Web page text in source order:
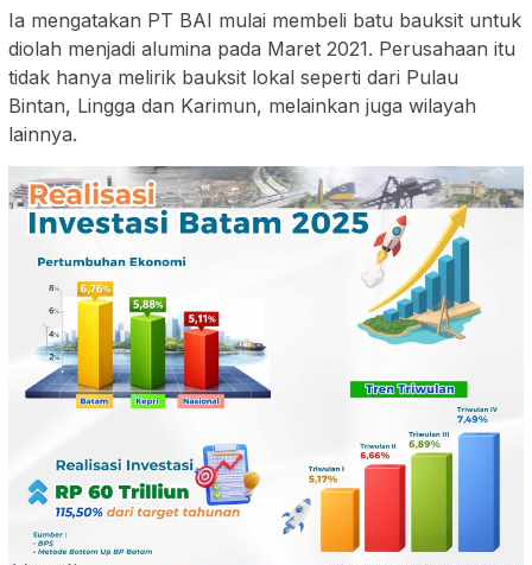
Ia mengatakan PT BAI mulai membeli batu bauksit untuk
diolah menjadi alumina pada Maret 2021. Perusahaan itu
tidak hanya melirik bauksit lokal seperti dari Pulau
Bintan, Lingga dan Karimun, melainkan juga wilayah
lainnya.